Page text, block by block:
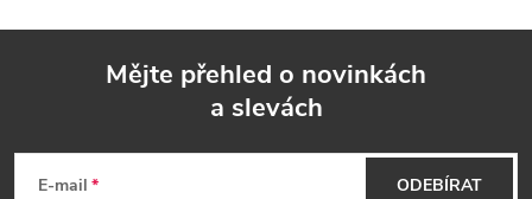
Mějte přehled o novinkách
a slevách
E-mail ODEBÍRAT